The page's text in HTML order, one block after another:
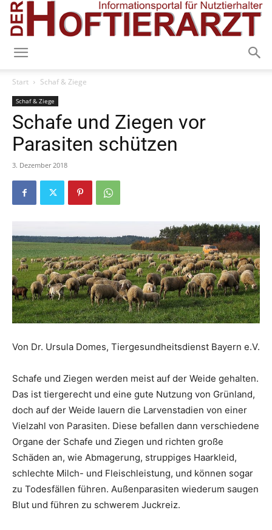
Start Schaf & Ziege
Schaf & Ziege
Schafe und Ziegen vor
Parasiten schützen
3. Dezember 2018
Von Dr. Ursula Domes, Tiergesundheitsdienst Bayern e.V.
Schafe und Ziegen werden meist auf der Weide gehalten.
Das ist tiergerecht und eine gute Nutzung von Grünland,
doch auf der Weide lauern die Larvenstadien von einer
Vielzahl von Parasiten. Diese befallen dann verschiedene
Organe der Schafe und Ziegen und richten große
Schäden an, wie Abmagerung, struppiges Haarkleid,
schlechte Milch- und Fleischleistung, und können sogar
zu Todesfällen führen. Außenparasiten wiederum saugen
Blut und führen zu schwerem Juckreiz.